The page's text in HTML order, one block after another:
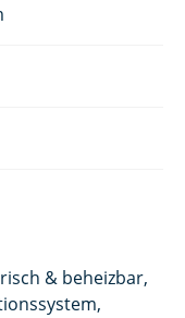
& beheizbar,